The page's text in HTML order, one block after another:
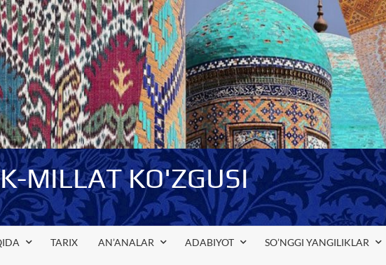
MILLAT KO'ZGUSI
TARIX AN’ANALAR ADABIYOT SO’NGGI YANGILIKLAR